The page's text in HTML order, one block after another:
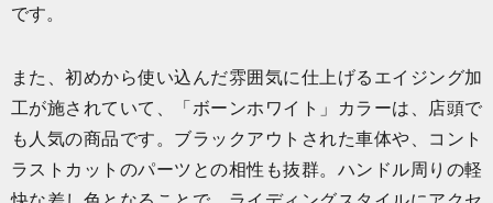
です。
また、初めから使い込んだ雰囲気に仕上げるエイジング加
工が施されていて、「ボーンホワイト」カラーは、店頭で
も人気の商品です。ブラックアウトされた車体や、コント
ラストカットのパーツとの相性も抜群。ハンドル周りの軽